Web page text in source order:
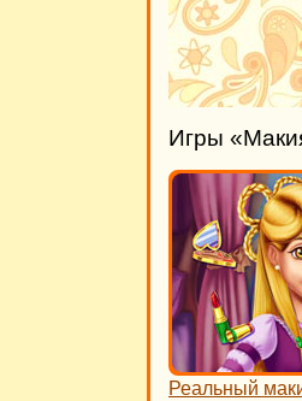
Игры
Реальный